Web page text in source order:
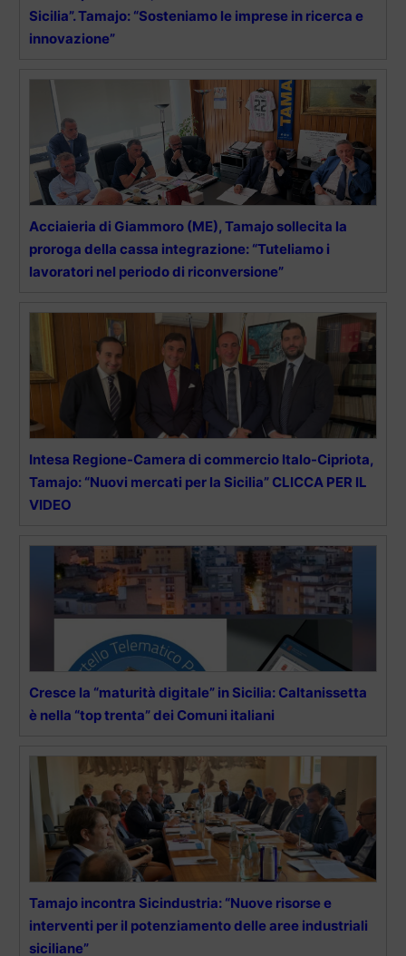
Sicilia”. Tamajo: “Sosteniamo le imprese in ricerca e
innovazione”
Acciaieria di Giammoro (ME), Tamajo sollecita la
proroga della cassa integrazione: “Tuteliamo i
lavoratori nel periodo di riconversione”
Intesa Regione-Camera di commercio Italo-Cipriota,
Tamajo: “Nuovi mercati per la Sicilia” CLICCA PER IL
VIDEO
Cresce la “maturità digitale” in Sicilia: Caltanissetta
è nella “top trenta” dei Comuni italiani
Tamajo incontra Sicindustria: “Nuove risorse e
interventi per il potenziamento delle aree industriali
siciliane”